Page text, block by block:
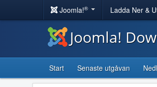
Joomla!® Ladda Ner &
Joomla!
Start Senaste utgåvan